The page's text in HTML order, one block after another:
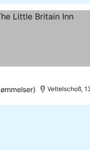
Vettelschoß,